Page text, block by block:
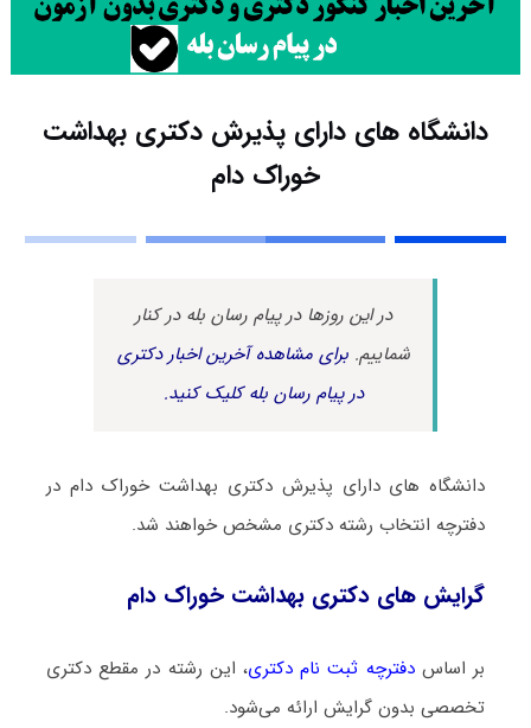
دانشگاه های دارای پذیرش دکتری ﺑﻬﺪاﺷﺖ
ﺧﻮراک دام
در این روزها در پیام رسان بله در کنار
شماییم.برای مشاهده آخرین اخبار دکتری
در پیام رسان بله کلیک کنید.
دانشگاه های دارای پذیرش دکتری ﺑﻬﺪاﺷﺖ ﺧﻮراک دام در
دفترچه انتخاب رشته دکتری مشخص خواهند شد.
گرایش های دکتری ﺑﻬﺪاﺷﺖ ﺧﻮراک دام
بر اساسدفترچه ثبت نام دکتری، این رشته در مقطع دکتری
تخصصی بدون گرایش ارائه می‌شود.